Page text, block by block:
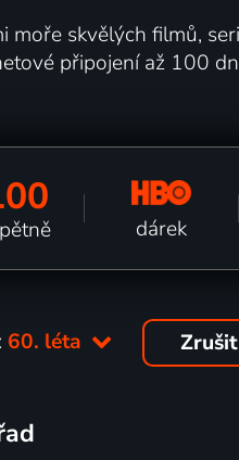
moře skvělých filmů,
připojení až 100
dárek
60. léta Zrušit